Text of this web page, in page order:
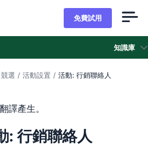
免費試用
知識庫
選 / 活動設置 / 活動: 行銷聯絡人
譯工具由英文翻譯而來，尚未經由真
譯產生。
: 行銷聯絡人